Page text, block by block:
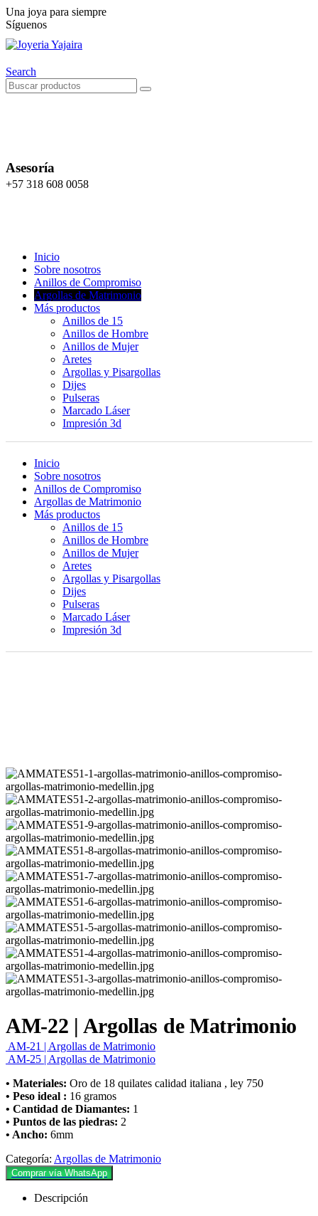
Una joya para siempre
Síguenos
Search
Asesoría
+57 318 608 0058
Inicio
Sobre nosotros
Anillos de Compromiso
Argollas de Matrimonio
Más productos
Anillos de 15
Anillos de Hombre
Anillos de Mujer
Aretes
Argollas y Pisargollas
Dijes
Pulseras
Marcado Láser
Impresión 3d
Inicio
Sobre nosotros
Anillos de Compromiso
Argollas de Matrimonio
Más productos
Anillos de 15
Anillos de Hombre
Anillos de Mujer
Aretes
Argollas y Pisargollas
Dijes
Pulseras
Marcado Láser
Impresión 3d
AM-22 | Argollas de Matrimonio
AM-21 | Argollas de Matrimonio
AM-25 | Argollas de Matrimonio
• Materiales: Oro de 18 quilates calidad italiana , ley 750
• Peso ideal : 16 gramos
• Cantidad de Diamantes: 1
• Puntos de las piedras: 2
• Ancho: 6mm
Categoría: Argollas de Matrimonio
Comprar vía WhatsApp
Descripción